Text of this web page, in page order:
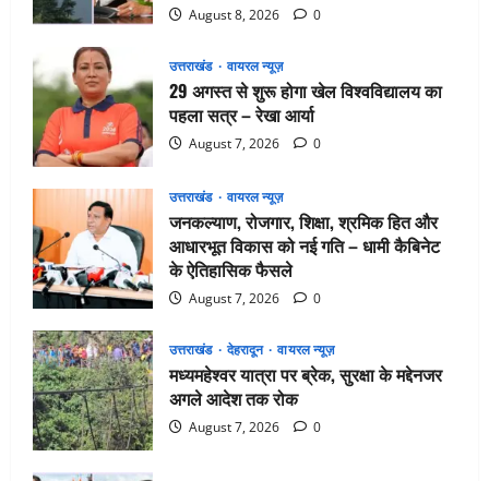
August 8, 2026 0
उत्तराखंड वायरल न्यूज़
29 अगस्त से शुरू होगा खेल विश्वविद्यालय का
पहला सत्र – रेखा आर्या
August 7, 2026 0
उत्तराखंड वायरल न्यूज़
जनकल्याण, रोजगार, शिक्षा, श्रमिक हित और
आधारभूत विकास को नई गति – धामी कैबिनेट
के ऐतिहासिक फैसले
August 7, 2026 0
उत्तराखंड देहरादून वायरल न्यूज़
मध्यमहेश्वर यात्रा पर ब्रेक, सुरक्षा के मद्देनजर
अगले आदेश तक रोक
August 7, 2026 0